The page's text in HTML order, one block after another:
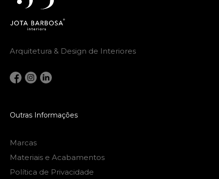
Arquitetura & Design de Interiores
Outras Informações
Marcas
Materiais e Acabamentos
Política de Privacidade